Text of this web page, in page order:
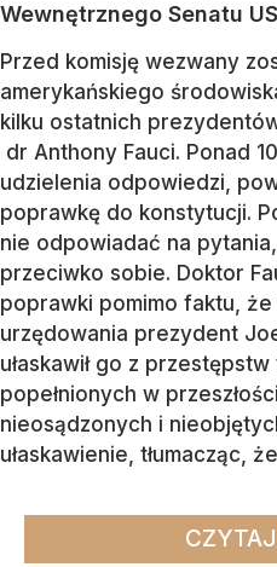
Wewnętrznego Senatu
Przed komisję wezwany
amerykańskiego
kilku ostatnich
dr Anthony Fauci. Ponad
udzielenia odpowiedzi,
poprawkę do konstytucji.
nie odpowiadać na
przeciwko sobie. Doktor
poprawki pomimo faktu,
urzędowania prezydent
ułaskawił go z
popełnionych w
nieosądzonych i
ułaskawienie, tłumacząc,